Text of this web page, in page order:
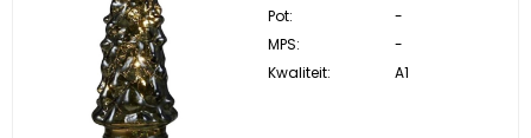
Pot:
-
MPS:
-
Kwaliteit:
A1